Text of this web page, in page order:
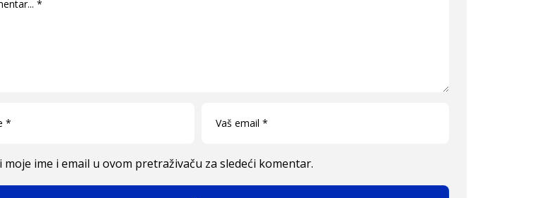
moje ime i email u ovom pretraživaču za sledeći komentar.